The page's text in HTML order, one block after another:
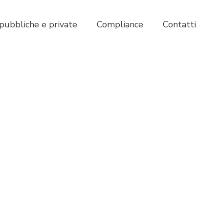
e private Compliance Contatti